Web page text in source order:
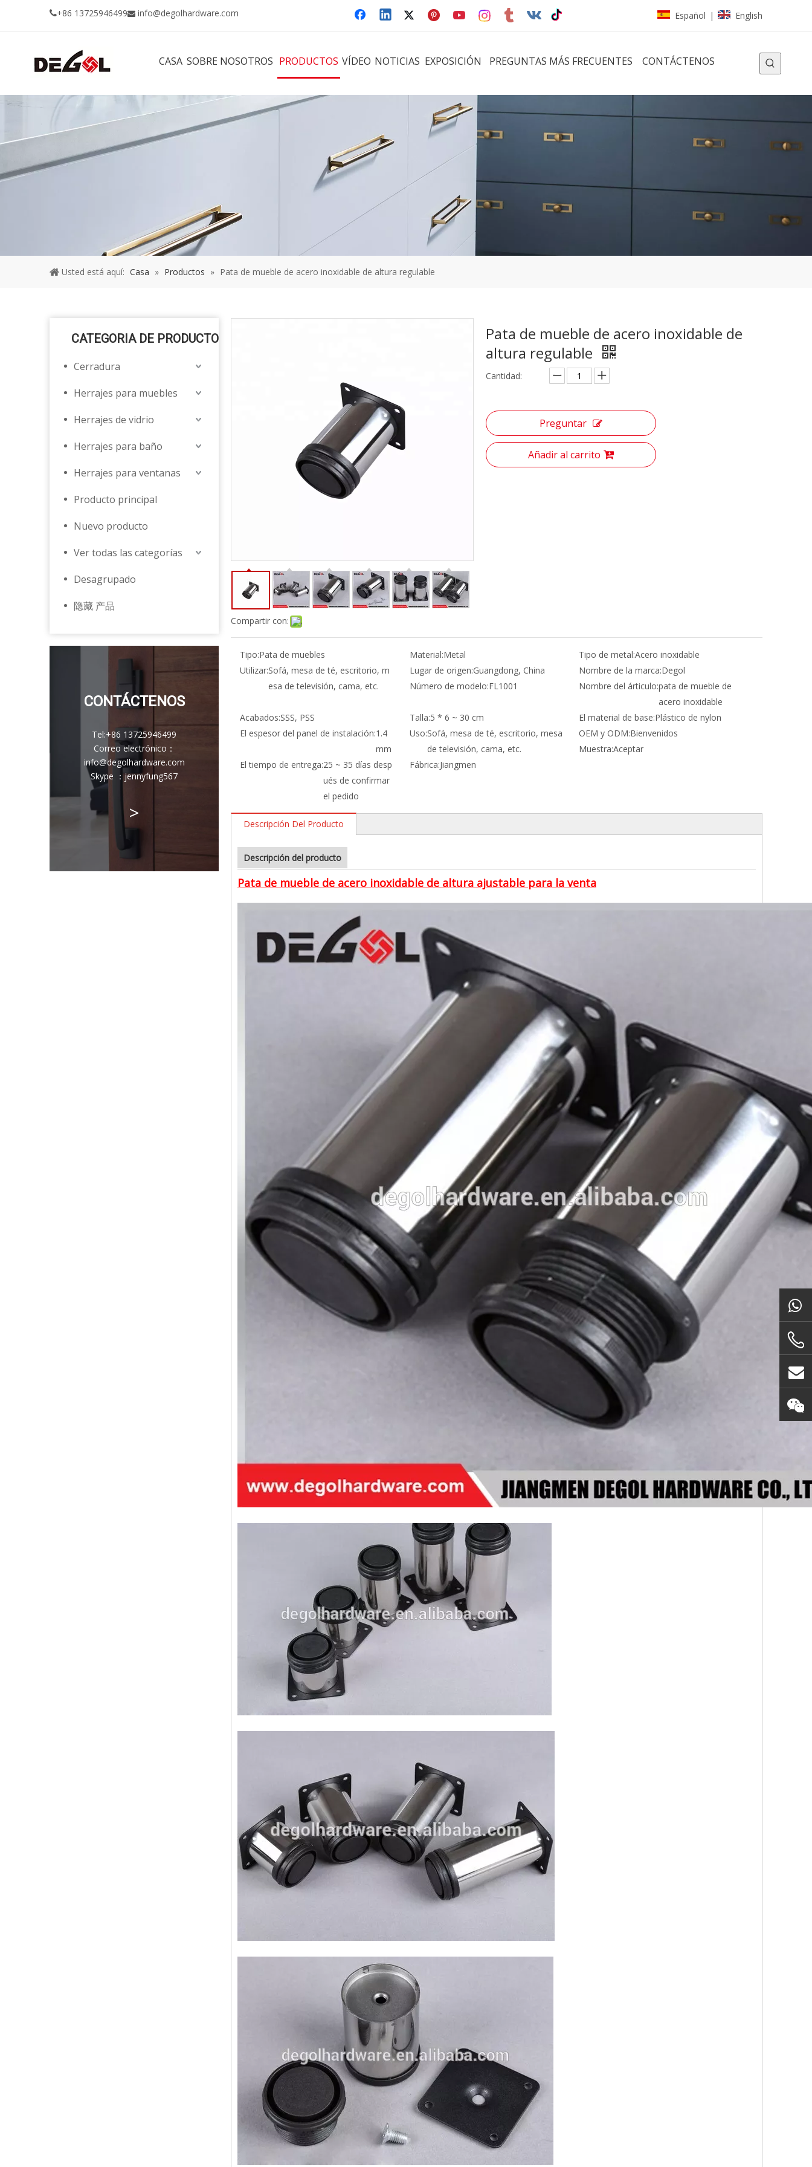
+86 13725946499 info@degolhardware.com Español | English
CASA SOBRE NOSOTROS PRODUCTOS VÍDEO NOTICIAS EXPOSICIÓN PREGUNTAS MÁS FRECUENTES CONTÁCTENOS
Usted está aquí: Casa » Productos » Pata de mueble de acero inoxidable de altura regulable
CATEGORIA DE PRODUCTO
Cerradura
Herrajes para muebles
Herrajes de vidrio
Herrajes para baño
Herrajes para ventanas
Producto principal
Nuevo producto
Ver todas las categorías
Desagrupado
隐藏 产品
CONTÁCTENOS
Tel:+86 13725946499
Correo electrónico ：
info@degolhardware.com
Skype ：jennyfung567
>
Compartir con:
Pata de mueble de acero inoxidable de
altura regulable
Cantidad:
Preguntar
Añadir al carrito
Tipo:Pata de muebles Material:Metal Tipo de metal:Acero inoxidable
Utilizar:Sofá, mesa de té, escritorio, m
esa de televisión, cama, etc.
Lugar de origen:Guangdong, China Nombre de la marca:Degol
Número de modelo:FL1001 Nombre del árticulo:pata de mueble de
acero inoxidable
Acabados:SSS, PSS Talla:5 * 6 ~ 30 cm El material de base:Plástico de nylon
El espesor del panel de instalación:1.4
mm
Uso:Sofá, mesa de té, escritorio, mesa
de televisión, cama, etc.
OEM y ODM:Bienvenidos
Muestra:Aceptar
El tiempo de entrega:25 ~ 35 días desp
ués de confirmar
el pedido
Fábrica:Jiangmen
Descripción Del Producto
Descripción del producto
Pata de mueble de acero inoxidable de altura ajustable para la venta